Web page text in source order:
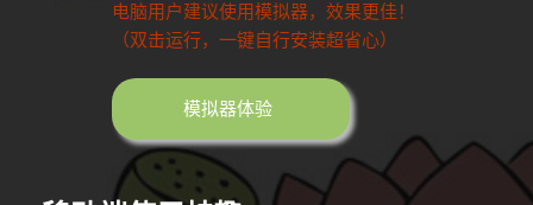
电脑用户建议使用模拟器，效果更佳！
（双击运行，一键自行安装超省心）
模拟器体验